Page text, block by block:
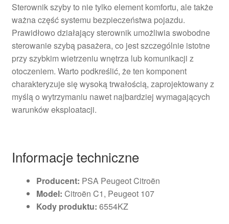
Sterownik szyby to nie tylko element komfortu, ale także
ważna część systemu bezpieczeństwa pojazdu.
Prawidłowo działający sterownik umożliwia swobodne
sterowanie szybą pasażera, co jest szczególnie istotne
przy szybkim wietrzeniu wnętrza lub komunikacji z
otoczeniem. Warto podkreślić, że ten komponent
charakteryzuje się wysoką trwałością, zaprojektowany z
myślą o wytrzymaniu nawet najbardziej wymagających
warunków eksploatacji.
Informacje techniczne
Producent: PSA Peugeot Citroën
Model: Citroën C1, Peugeot 107
Kody produktu: 6554KZ